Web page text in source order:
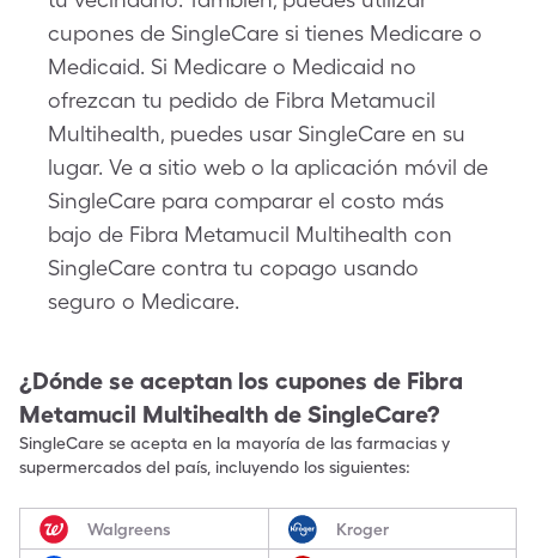
cupones de SingleCare si tienes Medicare o
Medicaid. Si Medicare o Medicaid no
ofrezcan tu pedido de Fibra Metamucil
Multihealth, puedes usar SingleCare en su
lugar. Ve a sitio web o la aplicación móvil de
SingleCare para comparar el costo más
bajo de Fibra Metamucil Multihealth con
SingleCare contra tu copago usando
seguro o Medicare.
¿Dónde se aceptan los cupones de Fibra
Metamucil Multihealth de SingleCare?
SingleCare se acepta en la mayoría de las farmacias y
supermercados del país, incluyendo los siguientes:
Walgreens Kroger